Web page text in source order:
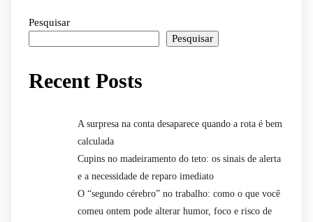
Pesquisar
Pesquisar
Recent Posts
A surpresa na conta desaparece quando a rota é bem
calculada
Cupins no madeiramento do teto: os sinais de alerta
e a necessidade de reparo imediato
O “segundo cérebro” no trabalho: como o que você
comeu ontem pode alterar humor, foco e risco de